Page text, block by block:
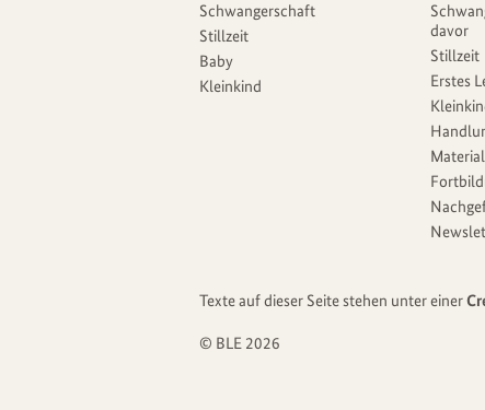
Schwangerschaft
Stillzeit
Baby
Kleinkind
davor
Stillzeit
Erstes
Texte auf dieser Seite stehen unter einer
© BLE 2026